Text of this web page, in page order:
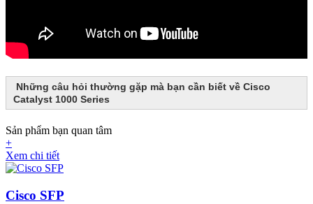
Những câu hỏi thường gặp mà bạn cần biết về Cisco
Catalyst 1000 Series
Sản phẩm bạn quan tâm
+
Xem chi tiết
Cisco SFP